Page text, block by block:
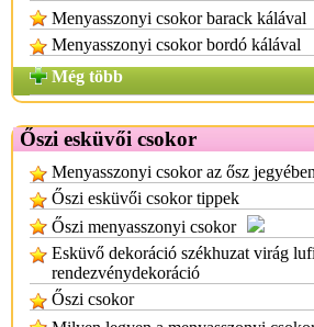
Menyasszonyi csokor barack kálával
Menyasszonyi csokor bordó kálával
Még több
Őszi esküvői csokor
Menyasszonyi csokor az ősz jegyében
Őszi esküvői csokor tippek
Őszi menyasszonyi csokor
Esküvő dekoráció székhuzat virág lufi
rendezvénydekoráció
Őszi csokor